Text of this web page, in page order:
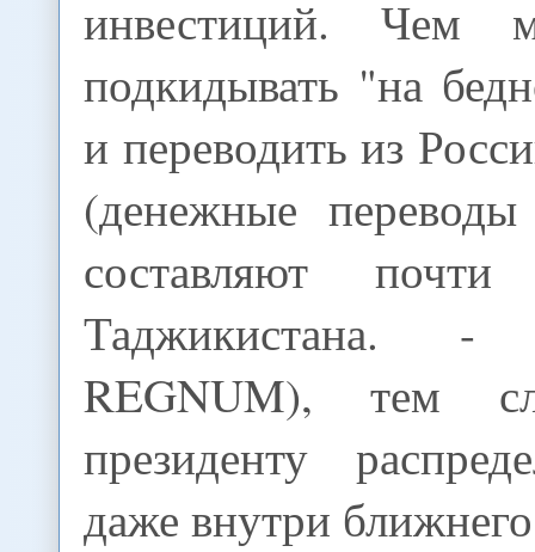
инвестиций. Чем
подкидывать "на
и переводить из
(денежные
составляют
REGNUM), тем
президенту
даже внутри